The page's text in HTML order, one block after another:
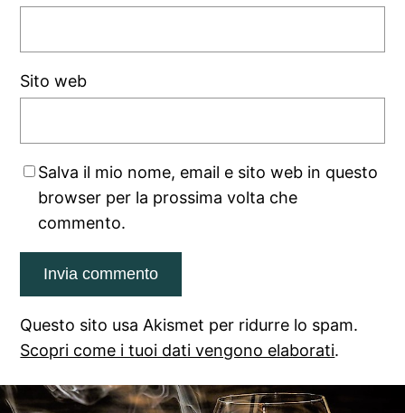
Sito web
Salva il mio nome, email e sito web in questo
browser per la prossima volta che
commento.
Questo sito usa Akismet per ridurre lo spam.
Scopri come i tuoi dati vengono elaborati.